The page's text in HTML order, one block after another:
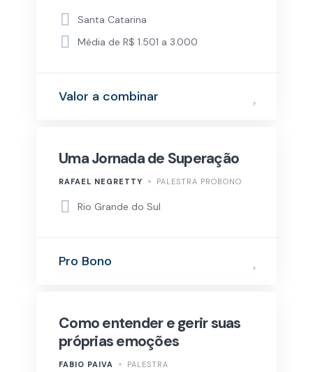
Santa Catarina
Média de R$ 1.501 a 3.000
Valor a combinar
Uma Jornada de Superação
RAFAEL NEGRETTY PALESTRA PROBONO
Rio Grande do Sul
Pro Bono
Como entender e gerir suas
próprias emoções
FABIO PAIVA PALESTRA